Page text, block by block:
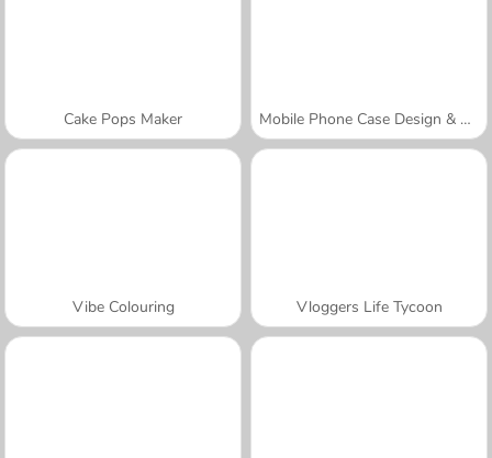
Cake Pops Maker Mobile Phone Case Design & DIY
Vibe Colouring Vloggers Life Tycoon